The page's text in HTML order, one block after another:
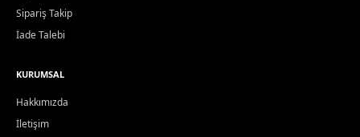
Sipariş Takip
İade Talebi
KURUMSAL
Hakkımızda
İletişim